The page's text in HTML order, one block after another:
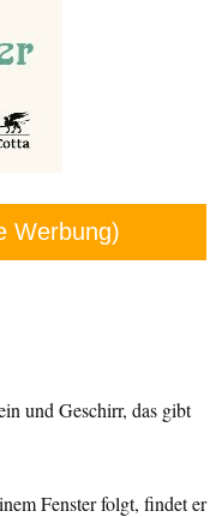
Werbung)
und Geschirr, das gibt
Fenster folgt, findet er